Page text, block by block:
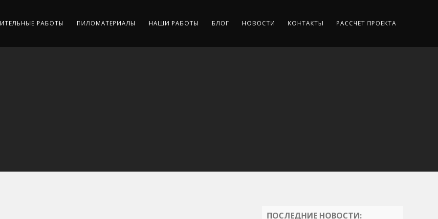
РАБОТЫ ПИЛОМАТЕРИАЛЫ НАШИ РАБОТЫ БЛОГ НОВОСТИ КОНТАКТЫ РАССЧЕТ ПРОЕКТА
ПОСЛЕДНИЕ НОВОСТИ: